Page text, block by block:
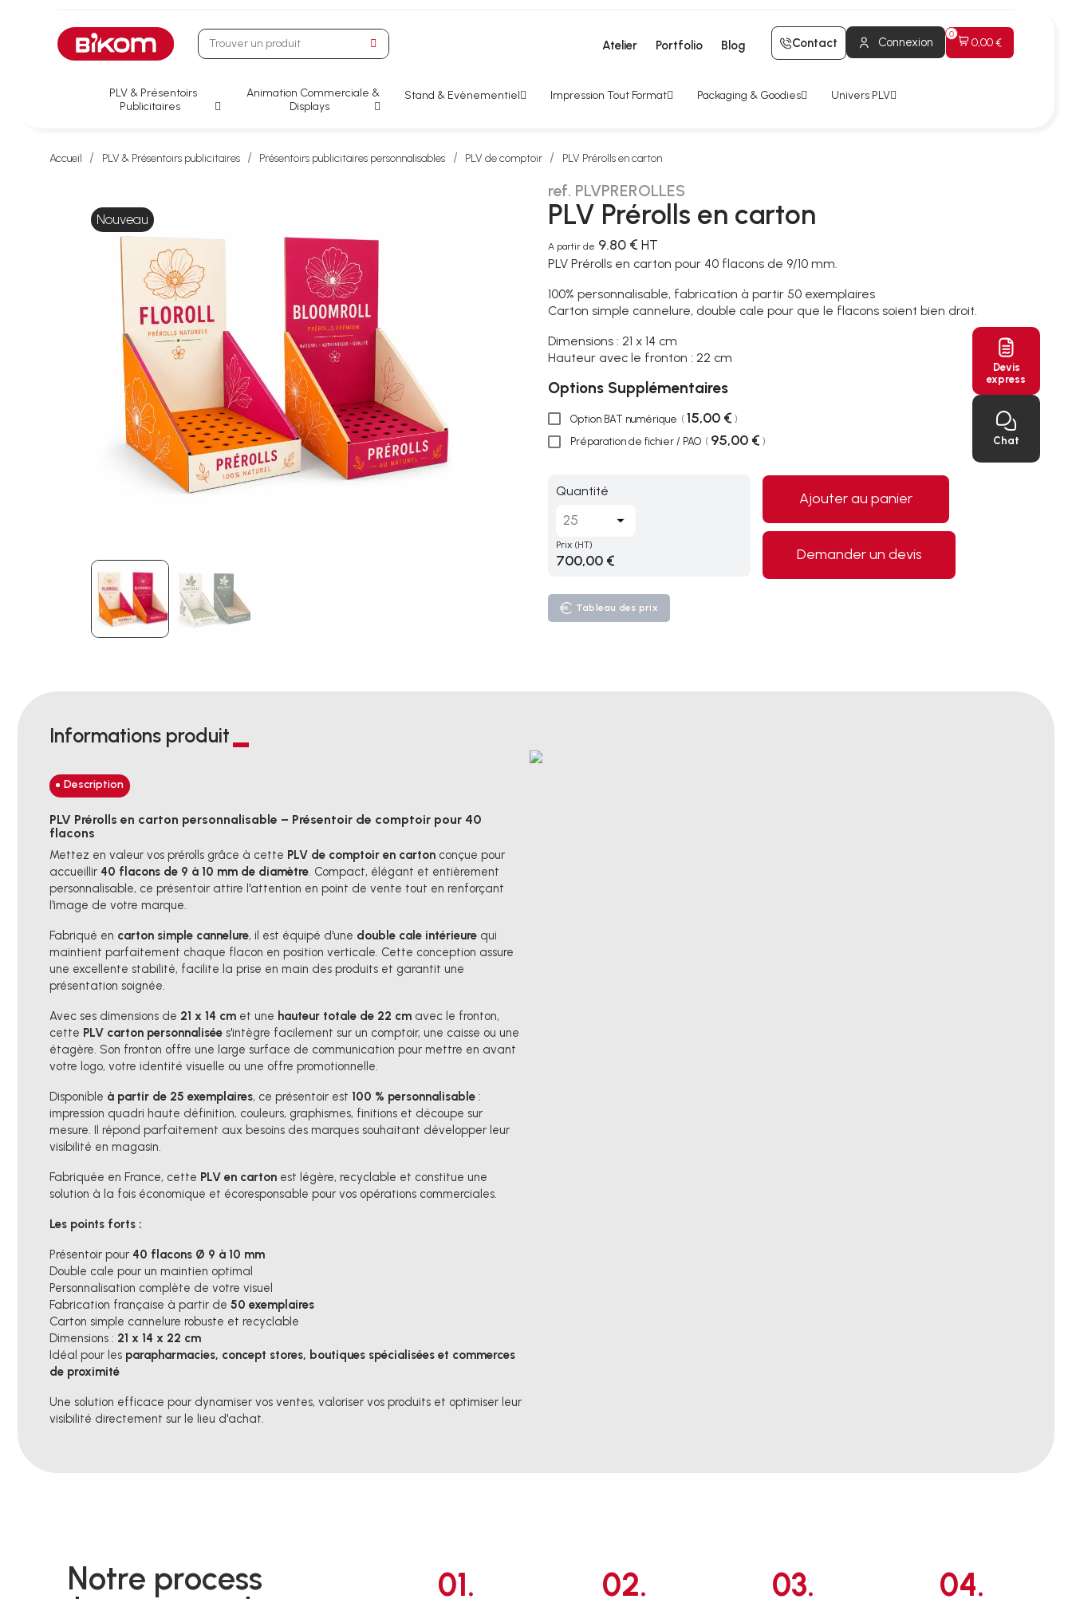
Atelier Portfolio Blog Contact Connexion 0,00 €
PLV & Présentoirs
Publicitaires
Animation Commerciale &
Displays
Stand & Evènementiel Impression Tout Format Packaging & Goodies Univers PLV
Accueil PLV & Présentoirs publicitaires Présentoirs publicitaires personnalisables PLV de comptoir PLV Prérolls en carton
Nouveau
ref. PLVPREROLLES
PLV Prérolls en carton
A partir de 9.80 € HT
PLV Prérolls en carton pour 40 flacons de 9/10 mm.
100% personnalisable, fabrication à partir 50 exemplaires
Carton simple cannelure, double cale pour que le flacons soient bien droit.
Dimensions : 21 x 14 cm
Hauteur avec le fronton : 22 cm
Options Supplémentaires
Option BAT numérique ( 15,00 € )
Préparation de fichier / PAO ( 95,00 € )
Quantité
Prix (HT)
700,00 €
Tableau des prix
Ajouter au panier
Demander un devis
Informations produit
Description
PLV Prérolls en carton personnalisable – Présentoir de comptoir pour 40
flacons
Mettez en valeur vos prérolls grâce à cette PLV de comptoir en carton conçue pour
accueillir 40 flacons de 9 à 10 mm de diamètre. Compact, élégant et entièrement
personnalisable, ce présentoir attire l'attention en point de vente tout en renforçant
l'image de votre marque.
Fabriqué en carton simple cannelure, il est équipé d'une double cale intérieure qui
maintient parfaitement chaque flacon en position verticale. Cette conception assure
une excellente stabilité, facilite la prise en main des produits et garantit une
présentation soignée.
Avec ses dimensions de 21 x 14 cm et une hauteur totale de 22 cm avec le fronton,
cette PLV carton personnalisée s'intègre facilement sur un comptoir, une caisse ou une
étagère. Son fronton offre une large surface de communication pour mettre en avant
votre logo, votre identité visuelle ou une offre promotionnelle.
Disponible à partir de 25 exemplaires, ce présentoir est 100 % personnalisable :
impression quadri haute définition, couleurs, graphismes, finitions et découpe sur
mesure. Il répond parfaitement aux besoins des marques souhaitant développer leur
visibilité en magasin.
Fabriquée en France, cette PLV en carton est légère, recyclable et constitue une
solution à la fois économique et écoresponsable pour vos opérations commerciales.
Les points forts :
Présentoir pour 40 flacons Ø 9 à 10 mm
Double cale pour un maintien optimal
Personnalisation complète de votre visuel
Fabrication française à partir de 50 exemplaires
Carton simple cannelure robuste et recyclable
Dimensions : 21 x 14 x 22 cm
Idéal pour les parapharmacies, concept stores, boutiques spécialisées et commerces
de proximité
Une solution efficace pour dynamiser vos ventes, valoriser vos produits et optimiser leur
visibilité directement sur le lieu d'achat.
Notre process
01. 02. 03. 04.
Devis
express
Chat